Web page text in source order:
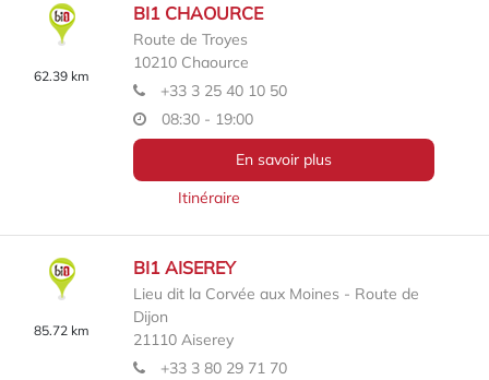
62.39 km
BI1 CHAOURCE
Route de Troyes
10210 Chaource
+33 3 25 40 10 50
08:30 - 19:00
En savoir plus
Itinéraire
85.72 km
BI1 AISEREY
Lieu dit la Corvée aux Moines - Route de
Dijon
21110 Aiserey
+33 3 80 29 71 70